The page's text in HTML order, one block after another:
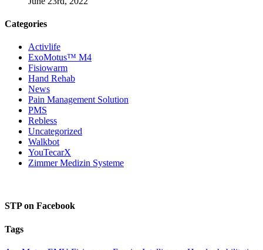
Categories
Activlife
ExoMotus™ M4
Fisiowarm
Hand Rehab
News
Pain Management Solution
PMS
Rebless
Uncategorized
Walkbot
YouTecarX
Zimmer Medizin Systeme
STP on Facebook
Tags